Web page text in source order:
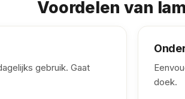
Voordelen van
gebruik. Gaat
doek.